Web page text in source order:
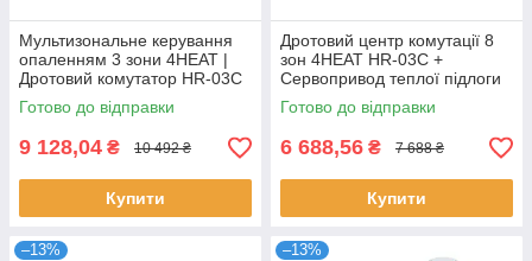
Мультизональне керування
опаленням 3 зони 4HEAT |
Дротовий комутатор HR-03C
+ Терморегулятор HT-25 (3
шт)
Готово до відправки
9 128,04 ₴ 10 492 ₴
Купити
Дротовий центр комутації 8
зон 4HEAT HR-03C +
Сервопривод теплої підлоги
4HT.ATR (5 шт.)
Готово до відправки
6 688,56 ₴ 7 688 ₴
Купити
–13% –13%